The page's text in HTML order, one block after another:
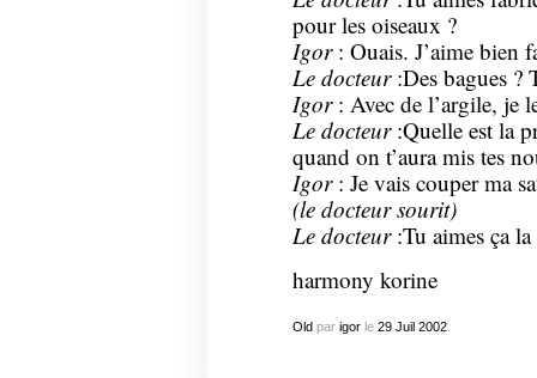
pour les oiseaux ?
Igor : Ouais. J’aime bien
Le docteur :Des bagues ?
Igor : Avec de l’argile, je
Le docteur :Quelle est la
quand on t’aura mis tes
Igor : Je vais couper ma
(le docteur sourit)
Le docteur :Tu aimes ça
harmony korine
Oldpar igorle 29 Juil 2002